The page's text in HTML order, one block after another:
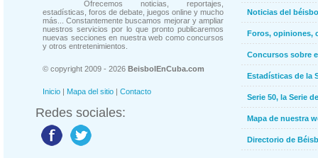
Ofrecemos noticias, reportajes,
estadísticas, foros de debate, juegos online y mucho
más... Constantemente buscamos mejorar y ampliar
nuestros servicios por lo que pronto publicaremos
nuevas secciones en nuestra web como concursos
y otros entretenimientos.
© copyright 2009 - 2026 BeisbolEnCuba.com
Inicio | Mapa del sitio | Contacto
Redes sociales:
Noticias del
Foros, opiniones,
Concursos sobre
Estadísticas de la
Serie 50, la Serie
Mapa de nuestra
Directorio de